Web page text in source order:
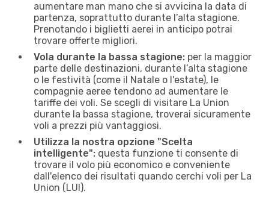
aumentare man mano che si avvicina la data di
partenza, soprattutto durante l’alta stagione.
Prenotando i biglietti aerei in anticipo potrai
trovare offerte migliori.
Vola durante la bassa stagione: per la maggior
parte delle destinazioni, durante l’alta stagione
o le festività (come il Natale o l'estate), le
compagnie aeree tendono ad aumentare le
tariffe dei voli. Se scegli di visitare La Union
durante la bassa stagione, troverai sicuramente
voli a prezzi più vantaggiosi.
Utilizza la nostra opzione "Scelta
intelligente": questa funzione ti consente di
trovare il volo più economico e conveniente
dall'elenco dei risultati quando cerchi voli per La
Union (LUI).